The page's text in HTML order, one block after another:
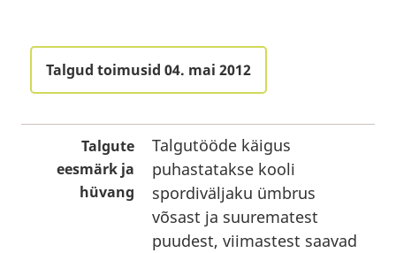
Talgud toimusid 04. mai 2012
Talgute
eesmärk ja
hüvang
Talgutööde käigus
puhastatakse kooli
spordiväljaku ümbrus
võsast ja suurematest
puudest, viimastest saavad